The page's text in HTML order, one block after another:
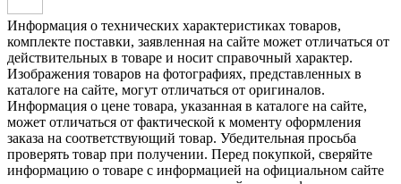
Информация о технических характеристиках товаров,
комплекте поставки, заявленная на сайте может отличаться от
действительных в товаре и носит справочный характер.
Изображения товаров на фотографиях, представленных в
каталоге на сайте, могут отличаться от оригиналов.
Информация о цене товара, указанная в каталоге на сайте,
может отличаться от фактической к моменту оформления
заказа на соответствующий товар. Убедительная просьба
проверять товар при получении. Перед покупкой, сверяйте
информацию о товаре с информацией на официальном сайте